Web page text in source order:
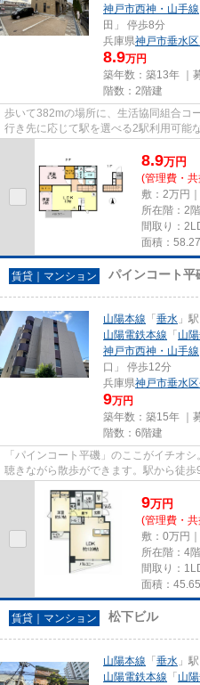
神戸市西神・山手線
田」 停歩8分
兵庫県神戸市垂水区
8.9万円
築年数：築13年 ｜
階数：2階建
歩いて382mの場所に、生活協同組合コ
行き先に応じて駅を選べる2駅利用可能
8.9万円
(管理費・
敷：2万円
所在階：2階
間取り：
面積：
賃貸｜マンション パインコート平
山陽本線 「 垂水 」
山陽電鉄本線 「 山
神戸市西神・山手線
口」 停歩12分
兵庫県神戸市垂水区
9万円
築年数：築15年 ｜
階数：6階建
「パインコート平磯」のここがイチオ
聴きながら散歩ができます。駅から徒
9万円
(管理費・
敷：0万円
所在階：4階
間取り：
面積：
賃貸｜マンション 松下ビル
山陽本線 「 垂水 」
山陽電鉄本線 「 山